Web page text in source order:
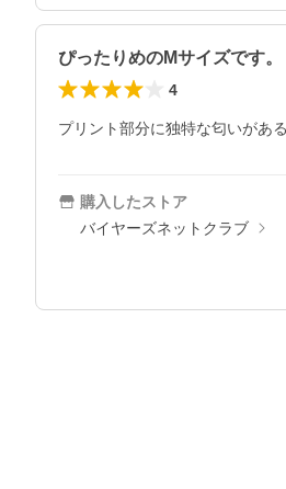
ぴったりめのMサイズです。
4
プリント部分に独特な匂いがあ
購入したストア
バイヤーズネットクラブ